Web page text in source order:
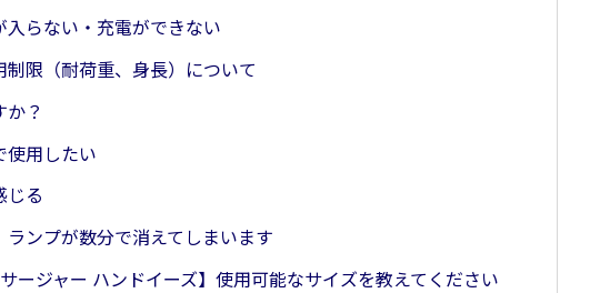
入らない・充電ができない
限（耐荷重、身長）について
？
使用したい
じる
ンプが数分で消えてしまいます
サージャー ハンドイーズ】使用可能なサイズを教えてください